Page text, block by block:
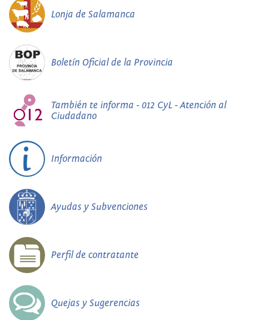
Lonja de Salamanca
Boletín Oficial de la Provincia
También te informa - 012 CyL - Atención al
Ciudadano
Información
Ayudas y Subvenciones
Perfil de contratante
Quejas y Sugerencias